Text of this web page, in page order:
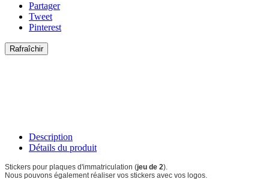
Partager
Tweet
Pinterest
Description
Détails du produit
Stickers pour plaques d'immatriculation (jeu de 2).
Nous pouvons également réaliser vos stickers avec vos logos.